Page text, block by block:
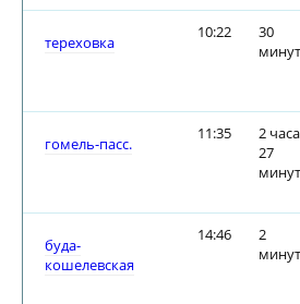
тереховка
10:22
30
минут
гомель-пасс.
11:35
2 часа
27
минут
буда-
кошелевская
14:46
2